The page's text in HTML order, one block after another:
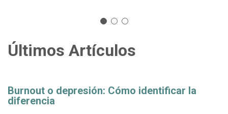
Últimos Artículos
Burnout o depresión: Cómo identificar la
diferencia